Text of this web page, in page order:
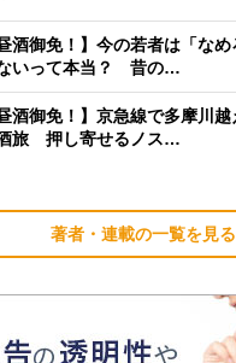
酒御免！】今の若者は「な
いって本当？ 昔の…
酒御免！】京急線で多摩川
旅 押し寄せるノス…
著者・連載の一覧を見る